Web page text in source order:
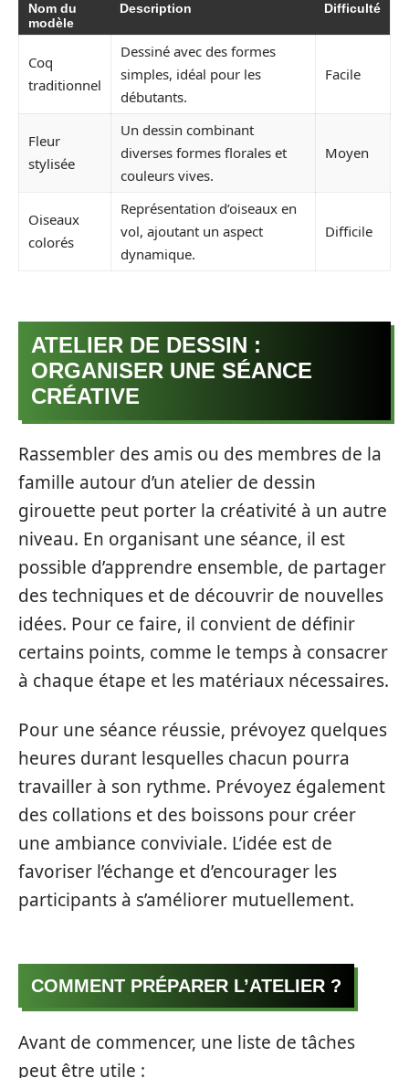
Nom du
modèle
Description Difficulté
Coq
traditionnel
Dessiné avec des formes
simples, idéal pour les
débutants.
Facile
Fleur
stylisée
Un dessin combinant
diverses formes florales et
couleurs vives.
Moyen
Oiseaux
colorés
Représentation d’oiseaux en
vol, ajoutant un aspect
dynamique.
Difficile
ATELIER DE DESSIN :
ORGANISER UNE SÉANCE
CRÉATIVE
Rassembler des amis ou des membres de la
famille autour d’un atelier de dessin
girouette peut porter la créativité à un autre
niveau. En organisant une séance, il est
possible d’apprendre ensemble, de partager
des techniques et de découvrir de nouvelles
idées. Pour ce faire, il convient de définir
certains points, comme le temps à consacrer
à chaque étape et les matériaux nécessaires.
Pour une séance réussie, prévoyez quelques
heures durant lesquelles chacun pourra
travailler à son rythme. Prévoyez également
des collations et des boissons pour créer
une ambiance conviviale. L’idée est de
favoriser l’échange et d’encourager les
participants à s’améliorer mutuellement.
COMMENT PRÉPARER L’ATELIER ?
Avant de commencer, une liste de tâches
peut être utile :